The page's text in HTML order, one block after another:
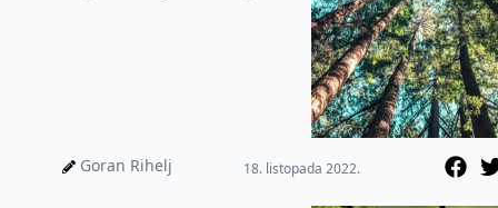
Goran Rihelj 18. listopada 2022.